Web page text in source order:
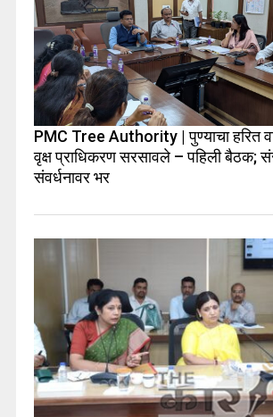
PMC Tree Authority | पुण्याचा हरित
वृक्ष प्राधिकरण सरसावले – पहिली बैठक;
संवर्धनावर भर